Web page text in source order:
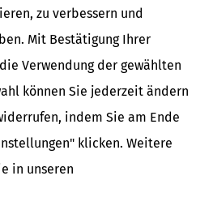
zu verbessern und
Mit Bestätigung Ihrer
Verwendung der gewählten
können Sie jederzeit ändern
indem Sie am Ende
klicken. Weitere
in unseren